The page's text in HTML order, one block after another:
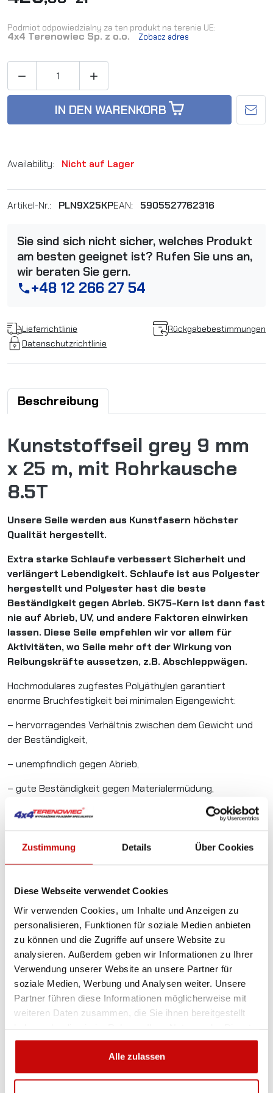
Zustimmung Details Über Cookies
Diese Webseite verwendet Cookies
Wir verwenden Cookies, um Inhalte und Anzeigen zu
personalisieren, Funktionen für soziale Medien anbieten
zu können und die Zugriffe auf unsere Website zu
analysieren. Außerdem geben wir Informationen zu Ihrer
Verwendung unserer Website an unsere Partner für
soziale Medien, Werbung und Analysen weiter. Unsere
Partner führen diese Informationen möglicherweise mit
weiteren Daten zusammen, die Sie ihnen bereitgestellt
gesammelt haben.
Alle zulassen
Podmiot odpowiedzialny za ten produkt na terenie UE:
4x4 Terenowiec Sp. z o.o. Zobacz adres
 
IN DEN WARENKORB
Availability: Nicht auf Lager
Artikel-Nr.: PLN9X25KPEAN: 5905527762316
Sie sind sich nicht sicher, welches Produkt
am besten geeignet ist? Rufen Sie uns an,
wir beraten Sie gern.
phone+48 12 266 27 54
Lieferrichtlinie
Rückgabebestimmungen
Datenschutzrichtlinie
Beschreibung
Kunststoffseil grey 9 mm
x 25 m, mit Rohrkausche
8.5T
Unsere Seile werden aus Kunstfasern höchster
Qualität hergestellt.
Extra starke Schlaufe verbessert Sicherheit und
verlängert Lebendigkeit. Schlaufe ist aus Polyester
hergestellt und Polyester hast die beste
Beständigkeit gegen Abrieb. SK75-Kern ist dann fast
nie auf Abrieb, UV, und andere Faktoren einwirken
lassen. Diese Seile empfehlen wir vor allem für
Aktivitäten, wo Seile mehr oft der Wirkung von
Reibungskräfte aussetzen, z.B. Abschleppwägen.
Hochmodulares zugfestes Polyäthylen garantiert
enorme Bruchfestigkeit bei minimalen Eigengewicht:
– hervorragendes Verhältnis zwischen dem Gewicht und
der Beständigkeit,
– unempfindlich gegen Abrieb,
– gute Beständigkeit gegen Materialermüdung,
– sehr geringfügige Elastizität,
– max. Arbeitstemperatur 70º C,
– Faserdichte 0,97.
Konstruktion: Das Seil wird aus 12 Litzen in verschiedene
Drehrichtungen (6 mit und 6 gegen den Uhrzeigersinn)
geflochten, was zur groβen Resistenz des Seils gegen
Querkräfte beiträgt. Das Seil wird mit Hilfe einer 12-
spuligen Fertigungsmaschine aus HMPE-Syntetikfasern
hergestellt.
Geringe Seildehnung wird bei beengten Platzverhältnissen
Gefahr darstellt, z.B. bei den Seilwinden, Schleppern oder
beim Anlegen der Schiffe.
HMPE-Syntetikfaser eignen sich besonders da, wo groβer